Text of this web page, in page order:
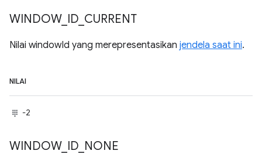
WINDOW_ ID CURRENT
Nilai windowId yang merepresentasikan jendela saat ini.
NILAI
-2
WINDOW_ ID NONE